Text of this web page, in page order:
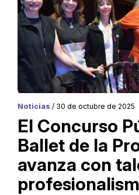
Noticias / 30 de octubre de 2025
El Concurso
Ballet de la
avanza con